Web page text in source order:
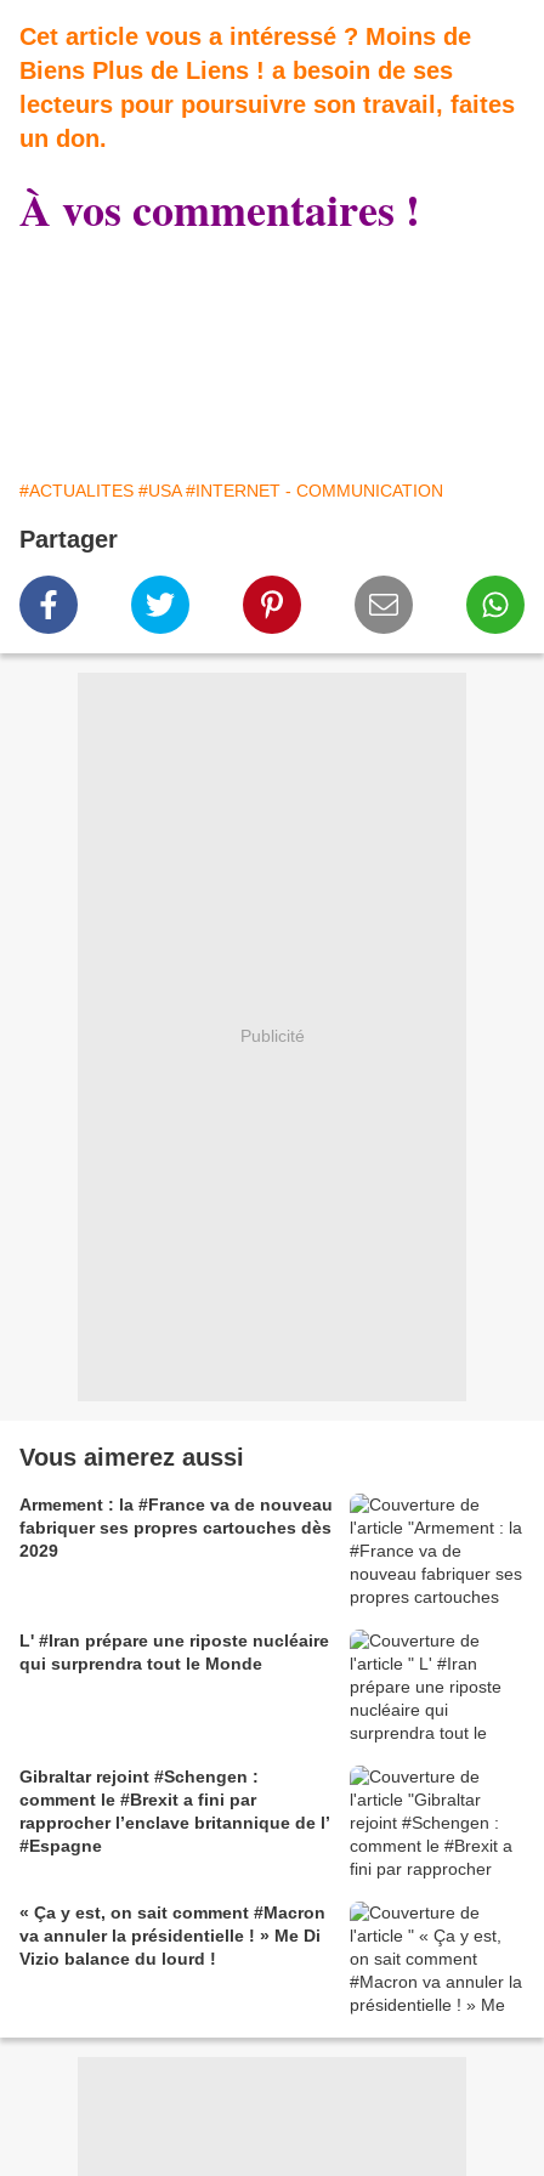
Cet article vous a intéressé ? Moins de
Biens Plus de Liens ! a besoin de ses
lecteurs pour poursuivre son travail, faites
un don.
À vos commentaires !
#ACTUALITES #USA #INTERNET - COMMUNICATION
Partager
Publicité
Vous aimerez aussi
Armement : la #France va de nouveau
fabriquer ses propres cartouches dès
2029
L' #Iran prépare une riposte nucléaire
qui surprendra tout le Monde
Gibraltar rejoint #Schengen :
comment le #Brexit a fini par
rapprocher l’enclave britannique de l’
#Espagne
« Ça y est, on sait comment #Macron
va annuler la présidentielle ! » Me Di
Vizio balance du lourd !